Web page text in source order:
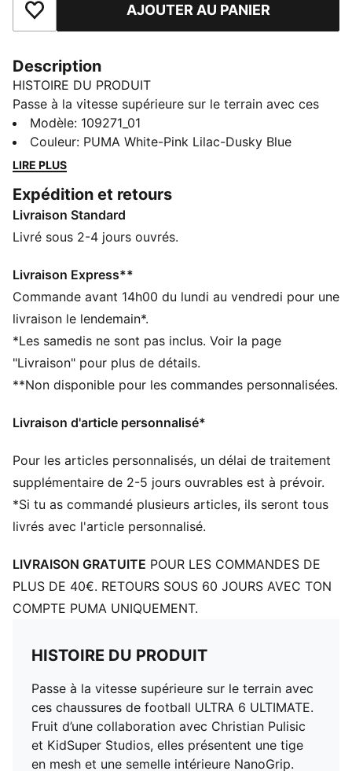
Ajouter aux favorisAJOUTER AU PANIER
Description
HISTOIRE DU PRODUIT
Passe à la vitesse supérieure sur le terrain avec ces
chaussures de football ULTRA 6 ULTIMATE. Fruit d’une
collaboration avec Christian Pulisic et KidSuper
Studios, elles présentent une tige en mesh et une
assurés ! La semelle extérieure SPEEDSYSTEM
apporte un retour d’énergie décisif pour libérer tes
accélérations.
NanoGrip : semelle intérieure légère et adhérente qui
stabilise parfaitement le pied dans la chaussure
PWRTAPE : renfort stratégique sur la tige pour un
SKILL : mesh technique avec zones d’adhérence en 3D
et finition GripControl Pro, pour un meilleur contrôle
du ballon à chaque passe, dribble et frappe
Conçu pour : le football
Fermeture : Fermeture à lacets
Surface : pour terrain dur
Semelle extérieure SPEEDSYSTEM offrant un retour
d'énergie maximal pour des accélération explosives
Crampons FastTrax avec crampons arrondis sur le
côté extérieur
d’agilité
Modèle: 109271_01
Couleur: PUMA White-Pink Lilac-Dusky Blue
LIRE PLUS
Expédition et retours
Livraison Standard
Livré sous 2-4 jours ouvrés.
Livraison Express**
Commande avant 14h00 du lundi au vendredi pour une
livraison le lendemain*.
*Les samedis ne sont pas inclus. Voir la page
"Livraison" pour plus de détails.
**Non disponible pour les commandes personnalisées.
Livraison d'article personnalisé*
Pour les articles personnalisés, un délai de traitement
supplémentaire de 2-5 jours ouvrables est à prévoir.
*Si tu as commandé plusieurs articles, ils seront tous
livrés avec l'article personnalisé.
LIVRAISON GRATUITE POUR LES COMMANDES DE
PLUS DE 40€. RETOURS SOUS 60 JOURS AVEC TON
COMPTE PUMA UNIQUEMENT.
HISTOIRE DU PRODUIT
Passe à la vitesse supérieure sur le terrain avec
ces chaussures de football ULTRA 6 ULTIMATE.
Fruit d’une collaboration avec Christian Pulisic
et KidSuper Studios, elles présentent une tige
en mesh et une semelle intérieure NanoGrip.